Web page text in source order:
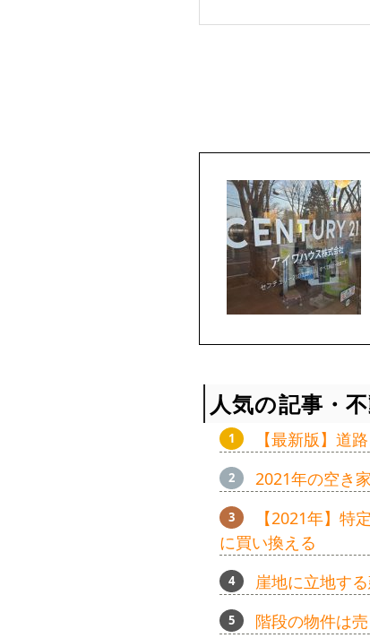
人気の記事・
【最新版】道
2021年の空き
【2021年】
に買い換える
崖地に立地す
階段の物件は